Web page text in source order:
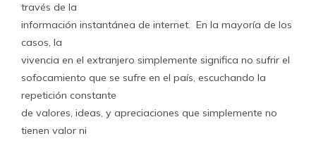
través de la
información instantánea de internet. En la mayoría de los
casos, la
vivencia en el extranjero simplemente significa no sufrir el
sofocamiento que se sufre en el país, escuchando la
repetición constante
de valores, ideas, y apreciaciones que simplemente no
tienen valor ni